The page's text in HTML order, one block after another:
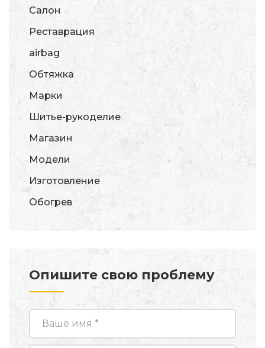
Салон
Реставрация
airbag
Обтяжка
Марки
Шитье-рукоделие
Магазин
Модели
Изготовление
Обогрев
Опишите свою проблему